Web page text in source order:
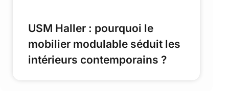
USM Haller : pourquoi le
mobilier modulable séduit les
intérieurs contemporains ?